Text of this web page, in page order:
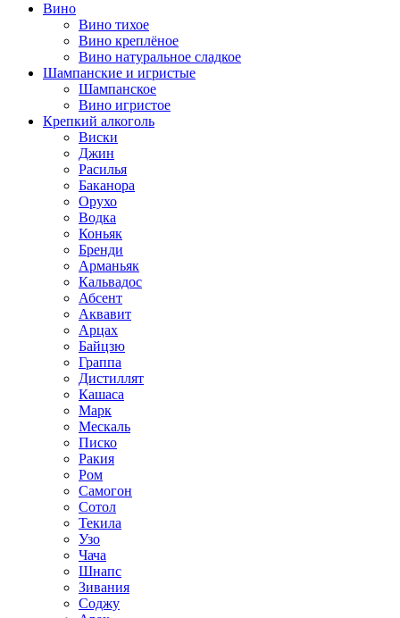
Вино
Вино тихое
Вино креплёное
Вино натуральное сладкое
Шампанские и игристые
Шампанское
Вино игристое
Крепкий алкоголь
Виски
Джин
Расилья
Баканора
Орухо
Водка
Коньяк
Бренди
Арманьяк
Кальвадос
Абсент
Аквавит
Арцах
Байцзю
Граппа
Дистиллят
Кашаса
Марк
Мескаль
Писко
Ракия
Ром
Самогон
Сотол
Текила
Узо
Чача
Шнапс
Зивания
Соджу